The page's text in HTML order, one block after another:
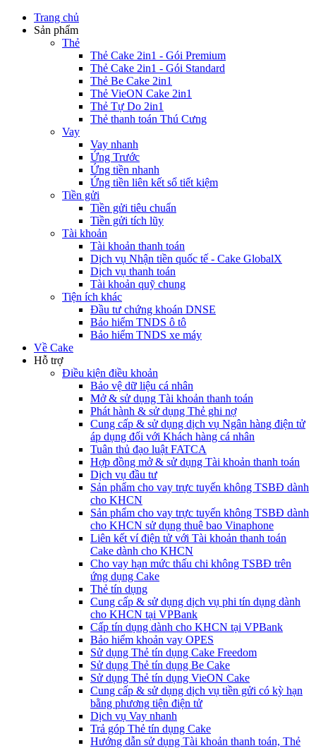
Trang chủ
Sản phẩm
Thẻ
Thẻ Cake 2in1 - Gói Premium
Thẻ Cake 2in1 - Gói Standard
Thẻ Be Cake 2in1
Thẻ VieON Cake 2in1
Thẻ Tự Do 2in1
Thẻ thanh toán Thú Cưng
Vay
Vay nhanh
Ứng Trước
Ứng tiền nhanh
Ứng tiền liên kết sổ tiết kiệm
Tiền gửi
Tiền gửi tiêu chuẩn
Tiền gửi tích lũy
Tài khoản
Tài khoản thanh toán
Dịch vụ Nhận tiền quốc tế - Cake GlobalX
Dịch vụ thanh toán
Tài khoản quỹ chung
Tiện ích khác
Đầu tư chứng khoán DNSE
Bảo hiểm TNDS ô tô
Bảo hiểm TNDS xe máy
Về Cake
Hỗ trợ
Điều kiện điều khoản
Bảo vệ dữ liệu cá nhân
Mở & sử dụng Tài khoản thanh toán
Phát hành & sử dụng Thẻ ghi nợ
Cung cấp & sử dụng dịch vụ Ngân hàng điện tử
áp dụng đối với Khách hàng cá nhân
Tuân thủ đạo luật FATCA
Hợp đồng mở & sử dụng Tài khoản thanh toán
Dịch vụ đầu tư
Sản phẩm cho vay trực tuyến không TSBĐ dành
cho KHCN
Sản phẩm cho vay trực tuyến không TSBĐ dành
cho KHCN sử dụng thuê bao Vinaphone
Liên kết ví điện tử với Tài khoản thanh toán
Cake dành cho KHCN
Cho vay hạn mức thấu chi không TSBĐ trên
ứng dụng Cake
Thẻ tín dụng
Cung cấp & sử dụng dịch vụ phi tín dụng dành
cho KHCN tại VPBank
Cấp tín dụng dành cho KHCN tại VPBank
Bảo hiểm khoản vay OPES
Sử dụng Thẻ tín dụng Cake Freedom
Sử dụng Thẻ tín dụng Be Cake
Sử dụng Thẻ tín dụng VieON Cake
Cung cấp & sử dụng dịch vụ tiền gửi có kỳ hạn
bằng phương tiện điện tử
Dịch vụ Vay nhanh
Trả góp Thẻ tín dụng Cake
Hướng dẫn sử dụng Tài khoản thanh toán, Thẻ